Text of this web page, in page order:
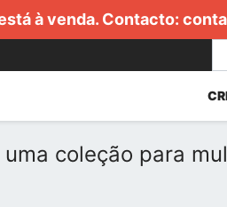
à venda. Contacto:
coleção para